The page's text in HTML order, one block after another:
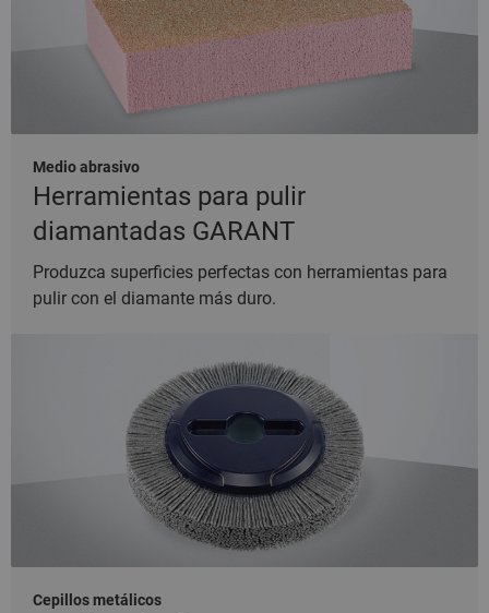
Medio abrasivo
Herramientas para pulir
diamantadas GARANT
Produzca superficies perfectas con herramientas para
pulir con el diamante más duro.
Cepillos metálicos